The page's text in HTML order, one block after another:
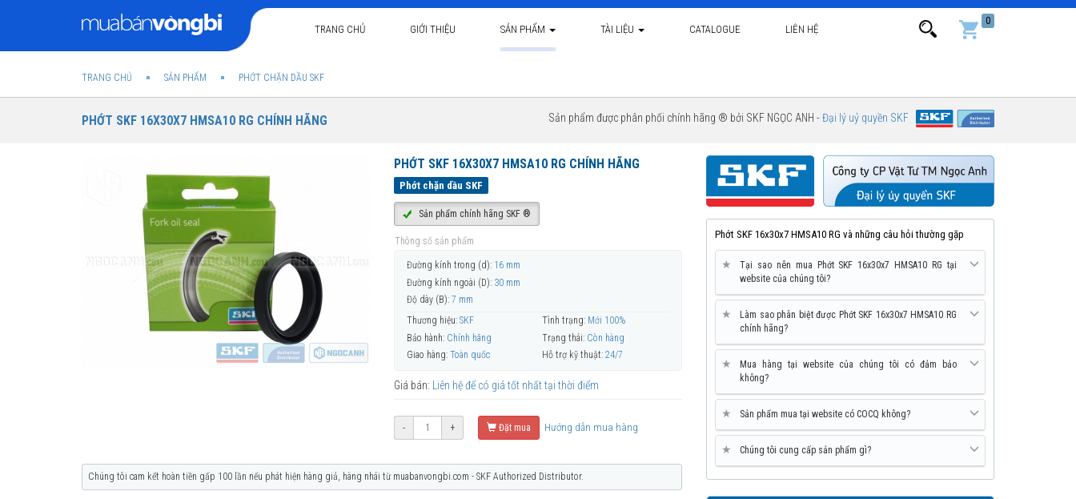
TRANG CHỦ GIỚI THIỆU SẢN PHẨM TÀI LIỆU CATALOGUE LIÊN HỆ
0
TRANG CHỦ SẢN PHẨM PHỚT CHẶN DẦU SKF
PHỚT SKF 16X30X7 HMSA10 RG CHÍNH HÃNG Sản phẩm được phân phối chính hãng ® bởi SKF NGỌC ANH -Đại lý uỷ quyền SKF
PHỚT SKF 16X30X7 HMSA10 RG CHÍNH HÃNG
Phớt chặn dầu SKF
Sản phẩm chính hãng SKF ®
Thông số sản phẩm
Đường kính trong (d): 16 mm
Đường kính ngoài (D): 30 mm
Độ dày (B): 7 mm
Thương hiệu: SKF Tình trạng: Mới 100%
Bảo hành: Chính hãng Trạng thái: Còn hàng
Giao hàng: Toàn quốc Hỗ trợ kỹ thuật: 24/7
Giá bán: Liên hệ để có giá tốt nhất tại thời điểm
- + Đặt mua Hướng dẫn mua hàng
Chúng tôi cam kết hoàn tiền gấp 100 lần nếu phát hiện hàng giả, hàng nhái từ muabanvongbi.com - SKF Authorized Distributor.
Phớt SKF 16x30x7 HMSA10 RG và những câu hỏi thường gặp
★
Tại sao nên mua Phớt SKF 16x30x7 HMSA10 RG tại
website của chúng tôi?
★
Làm sao phân biệt được Phớt SKF 16x30x7 HMSA10 RG
chính hãng?
★
Mua hàng tại website của chúng tôi có đảm bảo
không?
★ Sản phẩm mua tại website có COCQ không?
★ Chúng tôi cung cấp sản phẩm gì?